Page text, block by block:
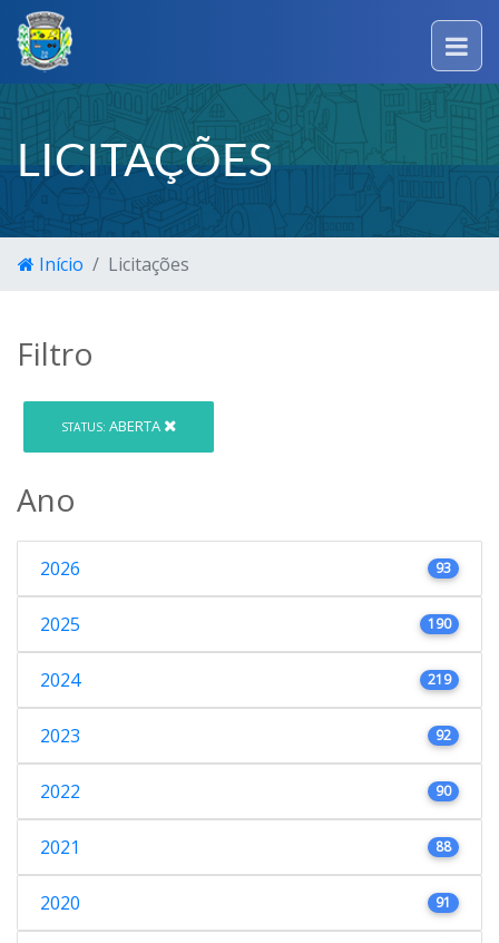
LICITAÇÕES
Início Licitações
Filtro
STATUS: ABERTA
Ano
2026 93
2025 190
2024 219
2023 92
2022 90
2021 88
2020 91